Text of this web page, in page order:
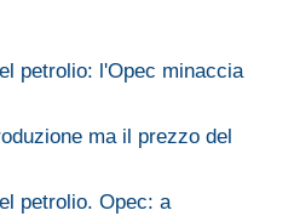
petrolio: l'Opec minaccia
ma il prezzo del
petrolio. Opec: a